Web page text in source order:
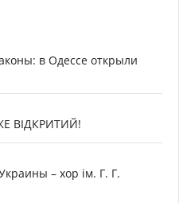
в Одессе открыли
ВІДКРИТИЙ!
– хор ім. Г. Г.